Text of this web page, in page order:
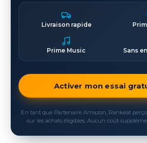
Livraison rapide
Prime Music Sans
Activer mon essai
En tant que Partenaire Amazon, Rankeat
sur les achats éligibles. Aucun coût